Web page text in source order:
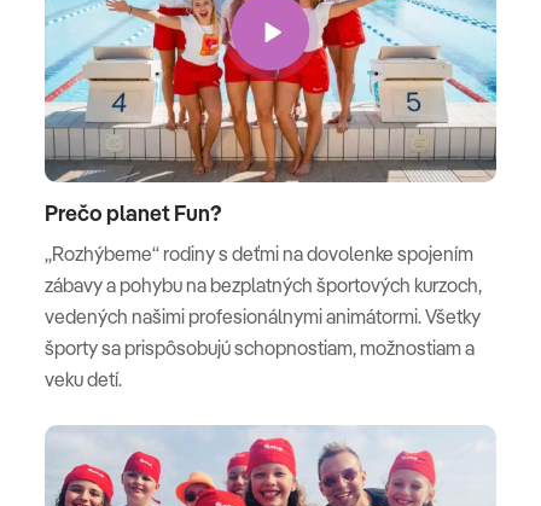
Prečo planet Fun?
„Rozhýbeme“ rodiny s deťmi na dovolenke spojením
zábavy a pohybu na bezplatných športových kurzoch,
vedených našimi profesionálnymi animátormi. Všetky
športy sa prispôsobujú schopnostiam, možnostiam a
veku detí.